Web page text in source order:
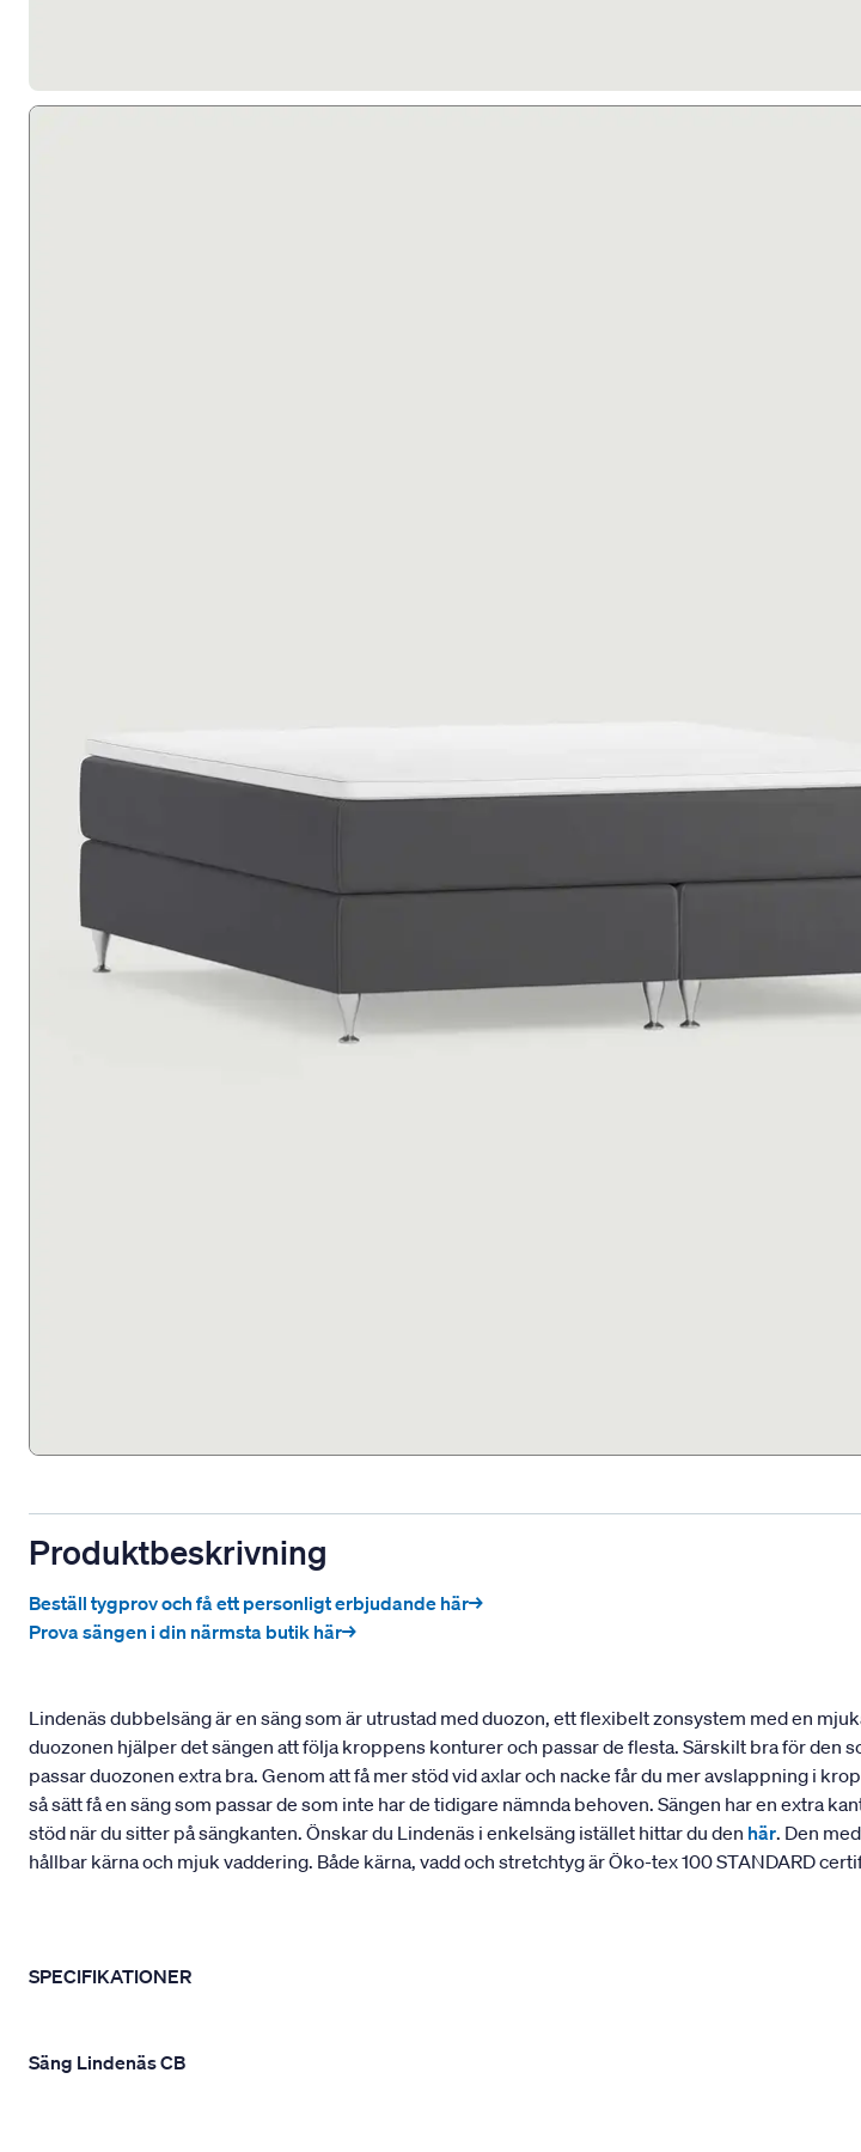
Produktbeskrivning
Beställ tygprov och få ett personligt erbjudande här→
Prova sängen i din närmsta butik här→
Lindenäs dubbelsäng är en säng som är utrustad med duozon, ett flexibelt zonsystem med en
duozonen hjälper det sängen att följa kroppens konturer och passar de flesta. Särskilt bra för den
passar duozonen extra bra. Genom att få mer stöd vid axlar och nacke får du mer avslappning i
så sätt få en säng som passar de som inte har de tidigare nämnda behoven. Sängen har en extra
stöd när du sitter på sängkanten. Önskar du Lindenäs i enkelsäng istället hittar du den här. Den
hållbar kärna och mjuk vaddering. Både kärna, vadd och stretchtyg är Öko-tex 100 STANDARD
SPECIFIKATIONER
Säng Lindenäs CB